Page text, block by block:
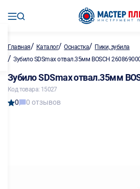
Главная/ Каталог/Оснастка/ Пики, зубила
/ Зубило SDSmax отвал.35мм BOSCH
Зубило SDSmax отвал.35мм
Код товара: 15027
0 0 отзывов